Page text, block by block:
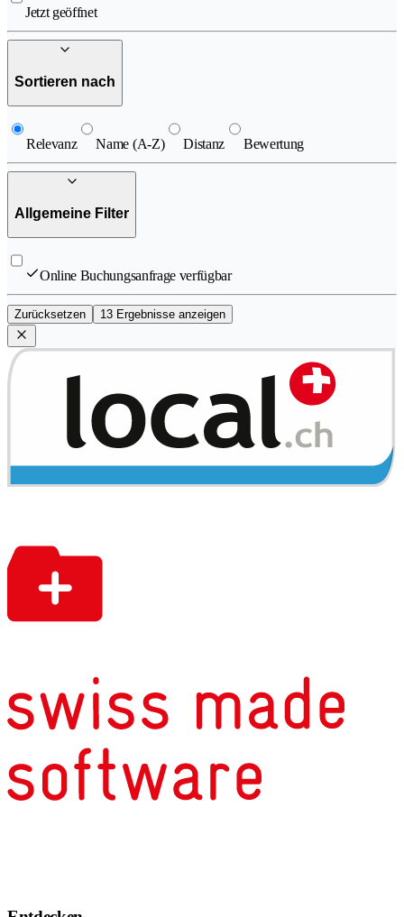
Jetzt geöffnet
Sortieren nach
Relevanz Name (A-Z) Distanz Bewertung
Allgemeine Filter
Online Buchungsanfrage verfügbar
Zurücksetzen 13 Ergebnisse anzeigen